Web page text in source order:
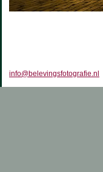
info@belevingsfotografie.nl